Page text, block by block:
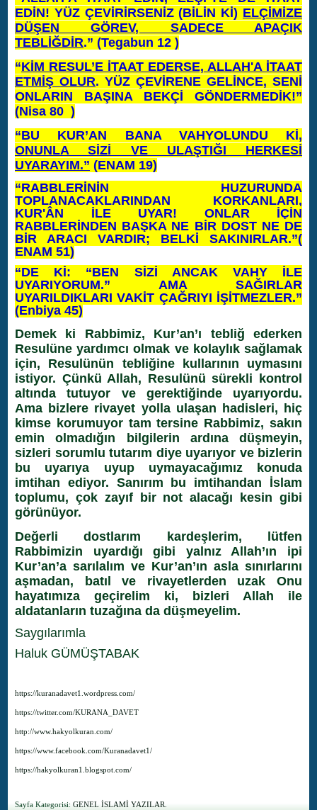
EDİN! YÜZ ÇEVİRİRSENİZ (BİLİN Kİ) ELÇİMİZE
DÜŞEN GÖREV, SADECE APAÇIK
TEBLİĞDİR.” (Tegabun 12 )
“KİM RESUL’E İTAAT EDERSE, ALLAH'A İTAAT
ETMİŞ OLUR. YÜZ ÇEVİRENE GELİNCE, SENİ
ONLARIN BAŞINA BEKÇİ GÖNDERMEDİK!”
(Nisa 80 )
“BU KUR’AN BANA VAHYOLUNDU Kİ,
ONUNLA SİZİ VE ULAŞTIĞI HERKESİ
UYARAYIM.” (ENAM 19)
“RABBLERİNİN HUZURUNDA
TOPLANACAKLARINDAN KORKANLARI,
KUR'ÂN İLE UYAR! ONLAR İÇİN
RABBLERİNDEN BAŞKA NE BİR DOST NE DE
BİR ARACI VARDIR; BELKİ SAKINIRLAR.”(
ENAM 51)
“DE Kİ: “BEN SİZİ ANCAK VAHY İLE
UYARIYORUM.” AMA SAĞIRLAR
UYARILDIKLARI VAKİT ÇAĞRIYI İŞİTMEZLER.”
(Enbiya 45)
Demek ki Rabbimiz, Kur’an’ı tebliğ ederken
Resulüne yardımcı olmak ve kolaylık sağlamak
için, Resulünün tebliğine kullarının uymasını
istiyor. Çünkü Allah, Resulünü sürekli kontrol
altında tutuyor ve gerektiğinde uyarıyordu.
Ama bizlere rivayet yolla ulaşan hadisleri, hiç
kimse korumuyor tam tersine Rabbimiz, sakın
emin olmadığın bilgilerin ardına düşmeyin,
sizleri sorumlu tutarım diye uyarıyor ve bizlerin
bu uyarıya uyup uymayacağımız konuda
imtihan ediyor. Sanırım bu imtihandan İslam
toplumu, çok zayıf bir not alacağı kesin gibi
görünüyor.
Değerli dostlarım kardeşlerim, lütfen
Rabbimizin uyardığı gibi yalnız Allah’ın ipi
Kur’an’a sarılalım ve Kur’an’ın asla sınırlarını
aşmadan, batıl ve rivayetlerden uzak Onu
hayatımıza geçirelim ki, bizleri Allah ile
aldatanların tuzağına da düşmeyelim.
Saygılarımla
Haluk GÜMÜŞTABAK
https://kuranadavet1.wordpress.com/
https://twitter.com/KURANA_DAVET
http://www.hakyolkuran.com/
https://www.facebook.com/Kuranadavet1/
https://hakyolkuran1.blogspot.com/
Sayfa Kategorisi: GENEL İSLAMİ YAZILAR.